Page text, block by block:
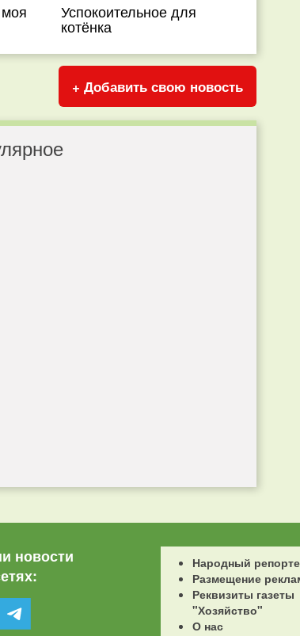
Успокоительное для
котёнка
+ Добавить свою новость
новости
Народный
Размещение
Реквизиты газеты
"Хозяйство"
О нас